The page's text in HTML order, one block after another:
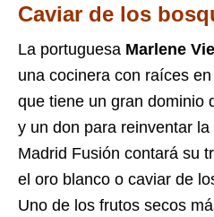
Caviar de los
La portuguesa Marlene
una cocinera con raíces
que tiene un gran dominio
y un don para reinventar
Madrid Fusión contará su
el oro blanco o caviar de
Uno de los frutos secos